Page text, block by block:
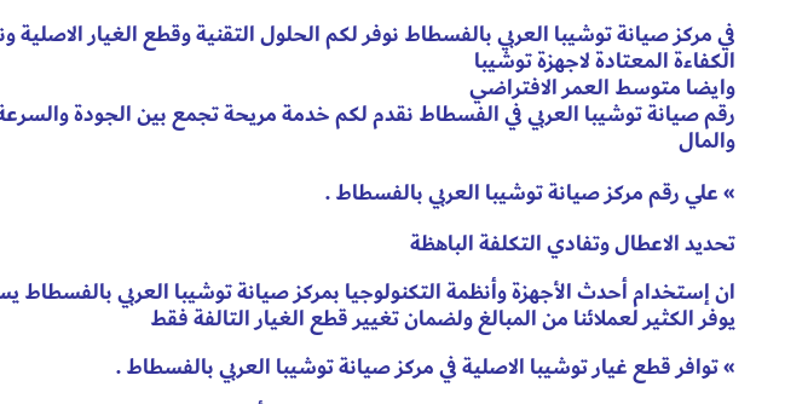
في مركز صيانة توشيبا العربي بالفسطاط نوفر لكم الحلول التقنية وقطع الغيار الاصلية
الكفاءة المعتادة لاجهزة توشيبا
وايضا متوسط العمر الافتراضي
رقم صيانة توشيبا العربي في الفسطاط نقدم لكم خدمة مريحة تجمع بين الجودة
والمال
» علي رقم مركز صيانة توشيبا العربي بالفسطاط .
تحديد الاعطال وتفادي التكلفة الباهظة
ان إستخدام أحدث الأجهزة وأنظمة التكنولوجيا بمركز صيانة توشيبا العربي بالفسطاط
يوفر الكثير لعملائنا من المبالغ ولضمان تغيير قطع الغيار التالفة فقط
» توافر قطع غيار توشيبا الاصلية في مركز صيانة توشيبا العربي بالفسطاط .